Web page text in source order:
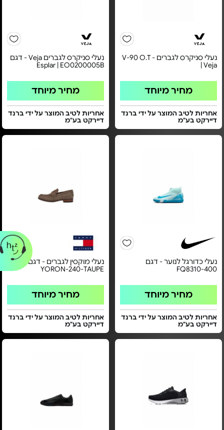
נעלי סניקרס לגברים - V-90 O.T
| Veja
מחיר מיוחד
אחריות לטיב המוצר על ידי ברנד
דיירקט בע"מ
נעלי סניקרס לגברים Veja - דגם
Esplar | EO0200005B
מחיר מיוחד
אחריות לטיב המוצר על ידי ברנד
דיירקט בע"מ
נעלי כדורגל לנוער - דגם
FQ8310-400
מחיר מיוחד
אחריות לטיב המוצר על ידי ברנד
דיירקט בע"מ
נעלי מוקסין לגברים - דגם
YORON-240-TAUPE
מחיר מיוחד
אחריות לטיב המוצר על ידי ברנד
דיירקט בע"מ